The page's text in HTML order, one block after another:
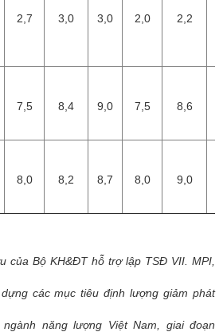
2,7 3,0 3,0 2,0 2,2
7,5 8,4 9,0 7,5 8,6
8,0 8,2 8,7 8,0 9,0
của Bộ KH&ĐT hỗ trợ lập TSĐ VII. MPI,
các mục tiêu định lượng giảm phát
năng lượng Việt Nam, giai đoạn